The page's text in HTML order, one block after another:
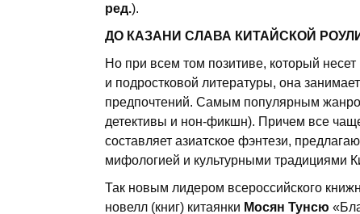
ред.).
ДО КАЗАНИ СЛАВА КИТАЙСКОЙ
Но при всем том позитиве, который несет
и подростковой литературы, она
предпочтений. Самым популярным
детективы и нон-фикшн). Причем все
составляет азиатское фэнтези,
мифологией и культурными традициями
Так новым лидером всероссийского
новелл (книг) китаянки Мосян Тунсю